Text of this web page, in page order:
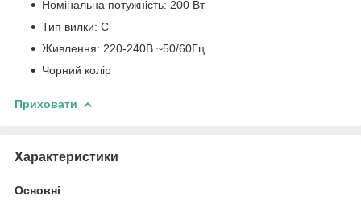
Номінальна потужність: 200 Вт
Тип вилки: C
Живлення: 220-240В ~50/60Гц
Чорний колір
Приховати
Характеристики
Основні